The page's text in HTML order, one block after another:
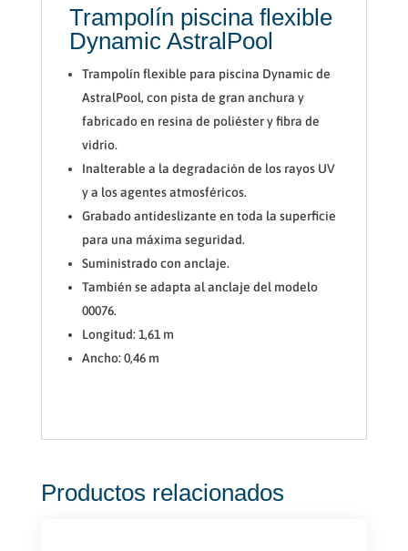
Trampolín piscina flexible
Dynamic AstralPool
Trampolín flexible para piscina Dynamic de
AstralPool, con pista de gran anchura y
fabricado en resina de poliéster y fibra de
vidrio.
Inalterable a la degradación de los rayos UV
y a los agentes atmosféricos.
Grabado antideslizante en toda la superficie
para una máxima seguridad.
Suministrado con anclaje.
También se adapta al anclaje del modelo
00076.
Longitud: 1,61 m
Ancho: 0,46 m
Productos relacionados